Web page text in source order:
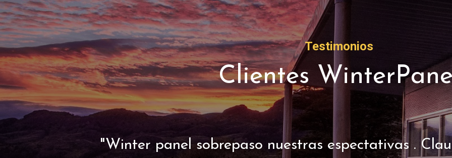
Testimonios
Clientes
"Winter panel sobrepaso nuestras espectativas .